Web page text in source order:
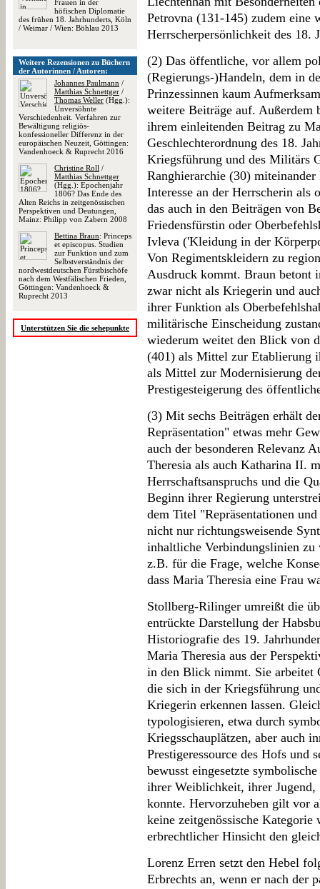
Frauen in der
höfischen Diplomatie
des frühen 18. Jahrhunderts, Köln
/ Weimar / Wien: Böhlau 2013
Weitere Rezensionen zu Büchern
der Autorinnen / Autoren:
Johannes Paulmann /
Matthias Schnettger /
Thomas Weller (Hgg.):
Unversöhnte
Verschiedenheit. Verfahren zur
Bewältigung religiös-
konfessioneller Differenz in der
europäischen Neuzeit, Göttingen:
Vandenhoeck & Ruprecht 2016
Christine Roll /
Matthias Schnettger
(Hgg.): Epochenjahr
1806? Das Ende des
Alten Reichs in zeitgenössischen
Perspektiven und Deutungen,
Mainz: Philipp von Zabern 2008
Bettina Braun: Princeps
et episcopus. Studien
zur Funktion und zum
Selbstverständnis der
nordwestdeutschen Fürstbischöfe
nach dem Westfälischen Frieden,
Göttingen: Vandenhoeck &
Ruprecht 2013
Unterstützen Sie die sehepunkte
Petrovna (131-145) zudem eine
Herrscherpersönlichkeit des 18.
(2) Das öffentliche, vor allem
(Regierungs-)Handeln, dem in
Prinzessinnen kaum
weitere Beiträge auf.
ihrem einleitenden Beitrag zu
Geschlechterordnung des 18.
Kriegsführung und des Militärs
Ranghierarchie (30)
Interesse an der Herrscherin
das auch in den Beiträgen von
Friedensfürstin oder
Ivleva ('Kleidung in der
Von Regimentskleidern zu
Ausdruck kommt. Braun betont
zwar nicht als Kriegerin und
ihrer Funktion als
militärische Einscheidung
wiederum weitet den Blick von
(401) als Mittel zur Etablierung
als Mittel zur Modernisierung
Prestigesteigerung des
(3) Mit sechs Beiträgen erhält
Repräsentation" etwas mehr
auch der besonderen Relevanz
Theresia als auch Katharina II.
Herrschaftsanspruchs und die
Beginn ihrer Regierung
dem Titel "Repräsentationen
nicht nur richtungsweisende
inhaltliche Verbindungslinien zu
z.B. für die Frage, welche
dass Maria Theresia eine Frau
Stollberg-Rilinger umreißt die
entrückte Darstellung der
Historiografie des 19.
Maria Theresia aus der
in den Blick nimmt. Sie arbeitet
die sich in der Kriegsführung
Kriegerin erkennen lassen.
typologisieren, etwa durch
Kriegsschauplätzen, aber auch
Prestigeressource des Hofs und
bewusst eingesetzte
ihrer Weiblichkeit, ihrer Jugend,
konnte. Hervorzuheben gilt vor
keine zeitgenössische
erbrechtlicher Hinsicht den
Lorenz Erren setzt den Hebel
Erbrechts an, wenn er nach der